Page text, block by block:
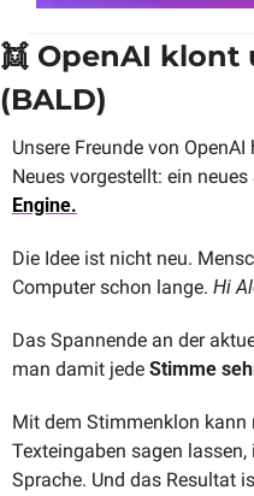
👯 OpenAI klont
(BALD)
Unsere Freunde von
Neues vorgestellt: ein
Engine.
Die Idee ist nicht neu.
Computer schon lange. Hi
Das Spannende an der
man damit jede Stimme
Mit dem Stimmenklon
Texteingaben sagen
Sprache. Und das Resultat